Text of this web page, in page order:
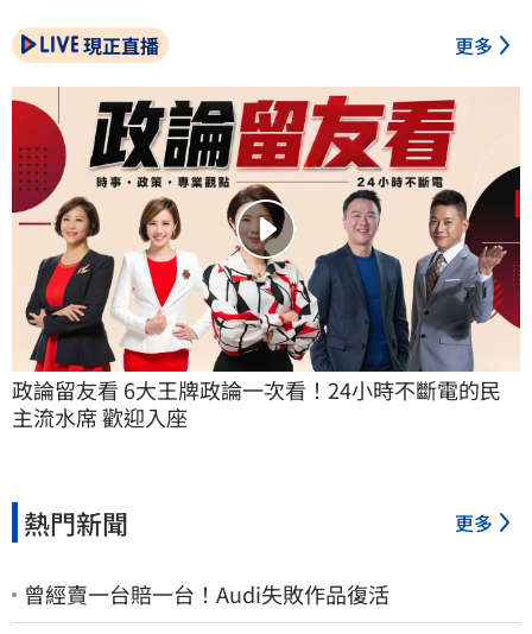
現正直播 更多
政論留友看 6大王牌政論一次看！24小時不斷電的民
主流水席 歡迎入座
熱門新聞 更多
曾經賣一台賠一台！Audi失敗作品復活